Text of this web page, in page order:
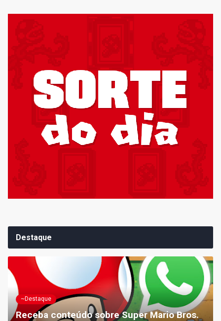
Destaque
~Destaque
Receba conteúdo sobre Super Mario Bros.